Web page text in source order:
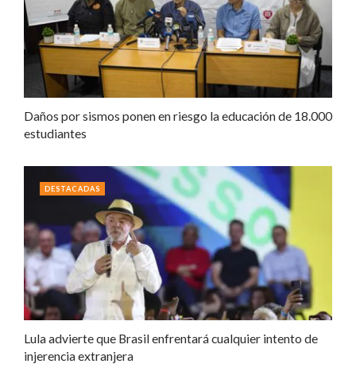
Daños por sismos ponen en riesgo la educación de 18.000
estudiantes
Lula advierte que Brasil enfrentará cualquier intento de
injerencia extranjera
DESTACADAS